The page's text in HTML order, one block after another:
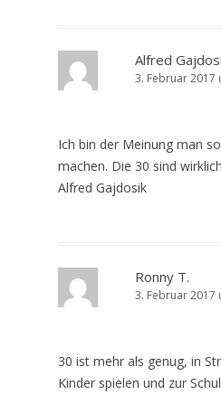
Alfred
3. Februar 2017
Ich bin der Meinung man
machen. Die 30 sind
Alfred Gajdosik
Ronny T.
3. Februar 2017
30 ist mehr als genug, in
Kinder spielen und zur